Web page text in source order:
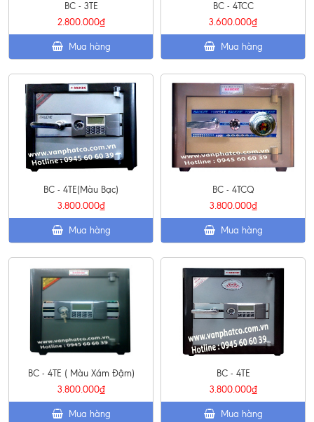
BC - 3TE
2.800.000₫
Mua hàng
BC - 4TCC
3.600.000₫
Mua hàng
BC - 4TE(Màu Bạc)
3.800.000₫
Mua hàng
BC - 4TCQ
3.800.000₫
Mua hàng
BC - 4TE ( Màu Xám Đậm)
3.800.000₫
Mua hàng
BC - 4TE
3.800.000₫
Mua hàng